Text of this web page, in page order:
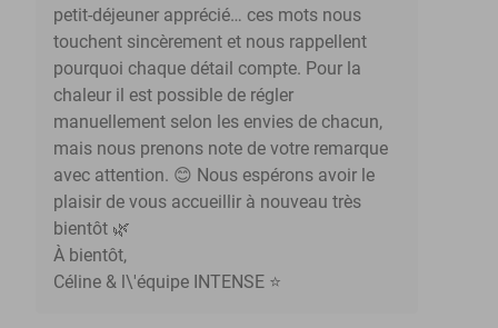
petit-déjeuner apprécié… ces mots nous
touchent sincèrement et nous rappellent
pourquoi chaque détail compte. Pour la
chaleur il est possible de régler
manuellement selon les envies de chacun,
mais nous prenons note de votre remarque
avec attention. 😊 Nous espérons avoir le
plaisir de vous accueillir à nouveau très
bientôt 🌿
À bientôt,
Céline & l\'équipe INTENSE ⭐